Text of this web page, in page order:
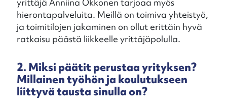
hierontapalveluita. Meillä on toimiva yhteistyö,
ja toimitilojen jakaminen on ollut erittäin hyvä
ratkaisu päästä liikkeelle yrittäjäpolulla.
2. Miksi päätit perustaa yrityksen?
Millainen työhön ja koulutukseen
liittyvä tausta sinulla on?